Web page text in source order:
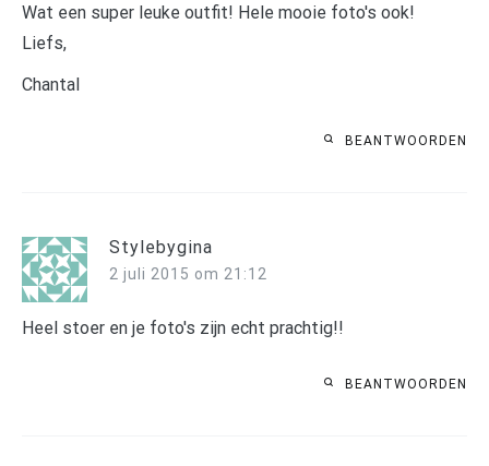
Wat een super leuke outfit! Hele mooie foto's ook!
Liefs,
Chantal
BEANTWOORDEN
Stylebygina
2 juli 2015 om 21:12
Heel stoer en je foto's zijn echt prachtig!!
BEANTWOORDEN